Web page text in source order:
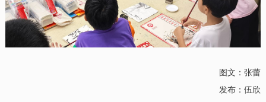
图文：张蕾
发布：伍欣